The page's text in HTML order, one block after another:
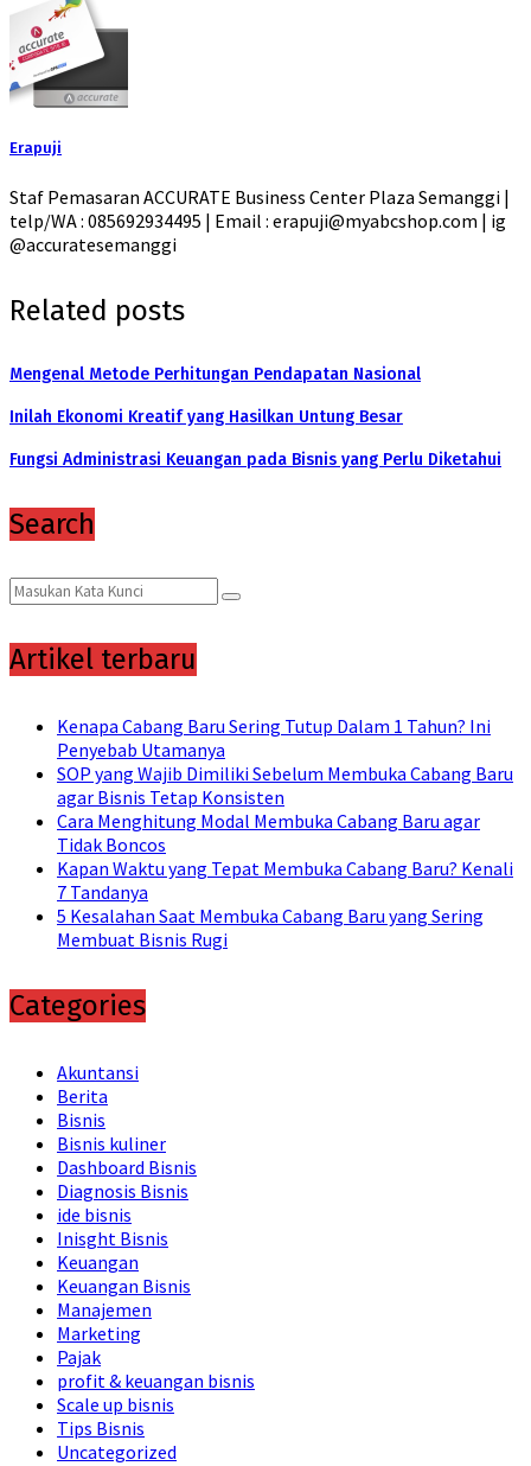
Erapuji
Staf Pemasaran ACCURATE Business Center Plaza Semanggi |
telp/WA : 085692934495 | Email : erapuji@myabcshop.com | ig
@accuratesemanggi
Related posts
Mengenal Metode Perhitungan Pendapatan Nasional
Inilah Ekonomi Kreatif yang Hasilkan Untung Besar
Fungsi Administrasi Keuangan pada Bisnis yang Perlu Diketahui
Search
Search
for:
Search
Artikel terbaru
Kenapa Cabang Baru Sering Tutup Dalam 1 Tahun? Ini
Penyebab Utamanya
SOP yang Wajib Dimiliki Sebelum Membuka Cabang Baru
agar Bisnis Tetap Konsisten
Cara Menghitung Modal Membuka Cabang Baru agar
Tidak Boncos
Kapan Waktu yang Tepat Membuka Cabang Baru? Kenali
7 Tandanya
5 Kesalahan Saat Membuka Cabang Baru yang Sering
Membuat Bisnis Rugi
Categories
Akuntansi
Berita
Bisnis
Bisnis kuliner
Dashboard Bisnis
Diagnosis Bisnis
ide bisnis
Inisght Bisnis
Keuangan
Keuangan Bisnis
Manajemen
Marketing
Pajak
profit & keuangan bisnis
Scale up bisnis
Tips Bisnis
Uncategorized